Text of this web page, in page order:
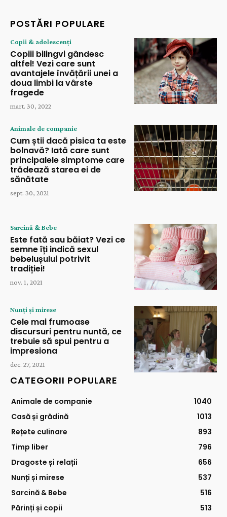
POSTĂRI POPULARE
Copii & adolescenți
Copiii bilingvi gândesc
altfel! Vezi care sunt
avantajele învățării unei a
doua limbi la vârste
fragede
mart. 30, 2022
Animale de companie
Cum știi dacă pisica ta este
bolnavă? Iată care sunt
principalele simptome care
trădează starea ei de
sănătate
sept. 30, 2021
Sarcină & Bebe
Este fată sau băiat? Vezi ce
semne îți indică sexul
bebelușului potrivit
tradiției!
nov. 1, 2021
Nunți și mirese
Cele mai frumoase
discursuri pentru nuntă, ce
trebuie să spui pentru a
impresiona
dec. 27, 2021
CATEGORII POPULARE
Animale de companie
1040
Casă și grădină
1013
Rețete culinare
893
Timp liber
796
Dragoste și relații
656
Nunți și mirese
537
Sarcină & Bebe
516
Părinți și copii
513